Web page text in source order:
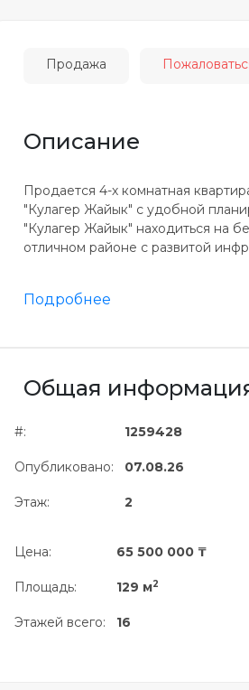
определяется положение
Продажа
Описание
Продается 4-х комнатная
"Кулагер Жайык" с удобной
"Кулагер Жайык" находиться на
отличном районе с развитой
Подробнее
Общая
#:
Опубликовано:
Этаж:
1259428
07.08.26
2
Цена:
Площадь:
Этажей всего:
65 500 000 ₸
129 м2
16